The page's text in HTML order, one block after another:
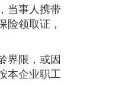
当事人携带
领取证，
界限，或因
本企业职工